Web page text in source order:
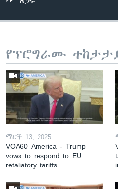
የፕሮግራሙ
ማርች 13, 2025
VOA60 America - Trump
vows to respond to EU
retaliatory tariffs